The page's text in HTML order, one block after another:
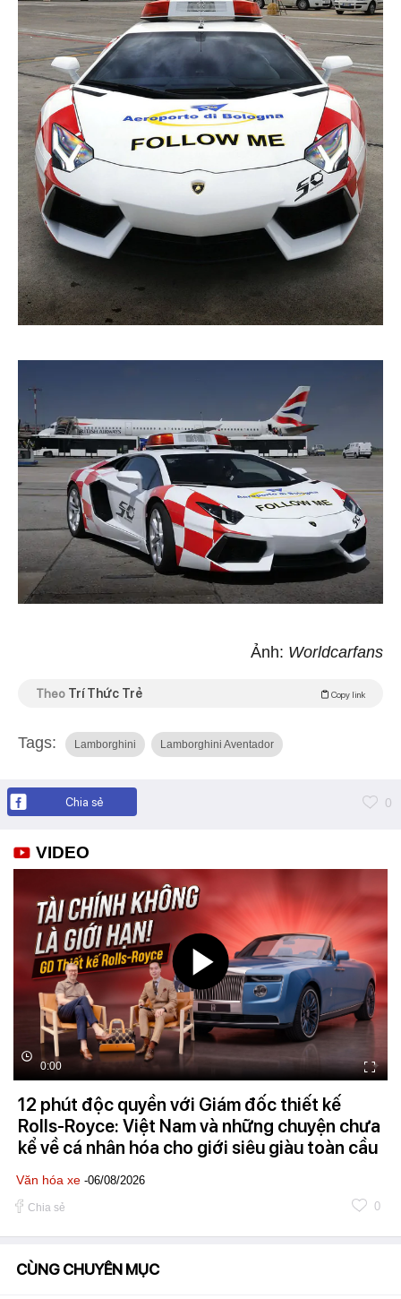
Ảnh: Worldcarfans
Theo Trí Thức Trẻ Copy link
Tags: Lamborghini Lamborghini Aventador
Chia sẻ 0
VIDEO
0:00
12 phút độc quyền với Giám đốc thiết kế
Rolls-Royce: Việt Nam và những chuyện chưa
kể về cá nhân hóa cho giới siêu giàu toàn cầu
Văn hóa xe -06/08/2026
Chia sẻ 0
CÙNG CHUYÊN MỤC